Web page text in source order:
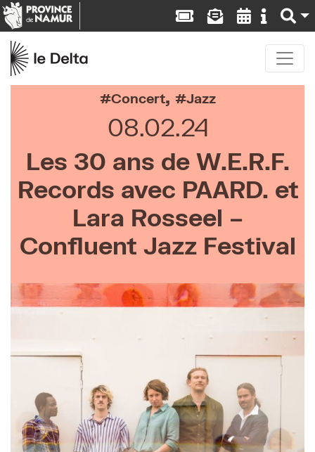
Concert, Jazz
08.02.24
Les 30 ans de W.E.R.F.
Records avec PAARD. et
Lara Rosseel –
Confluent Jazz Festival